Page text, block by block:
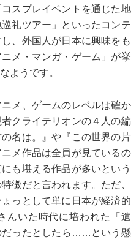
コスプレイベントを通じた地
礼ツアー」といったコンテ
、外国人が日本に興味をも
メ・マンガ・ゲーム」が挙
ようです。
メ、ゲームのレベルは確か
クライテリオンの４人の編
名は。』や『この世界の片
メ作品は全員が見ているの
も堪える作品が多いという
徴だと言われます。ただ、
っとして単に日本が経済的
んいた時代に培われた「遺
だったとしたら……という懸